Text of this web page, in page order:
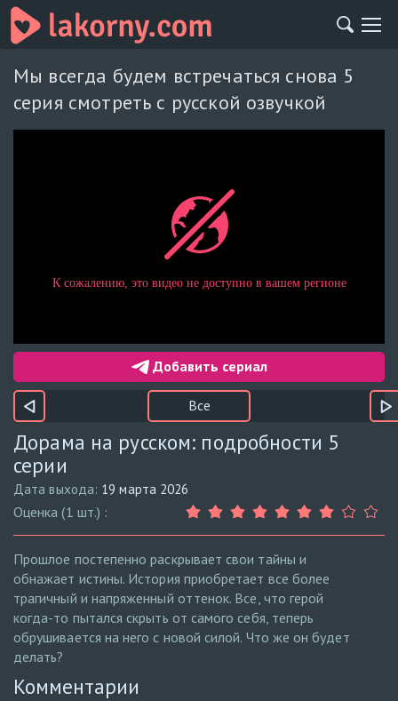
Мы всегда будем встречаться снова 5
серия смотреть с русской озвучкой
Добавить сериал
Все
Дорама на русском: подробности 5
серии
Дата выхода: 19 марта 2026
Оценка (1 шт.) :
Прошлое постепенно раскрывает свои тайны и
обнажает истины. История приобретает все более
трагичный и напряженный оттенок. Все, что герой
когда-то пытался скрыть от самого себя, теперь
обрушивается на него с новой силой. Что же он будет
делать?
Комментарии